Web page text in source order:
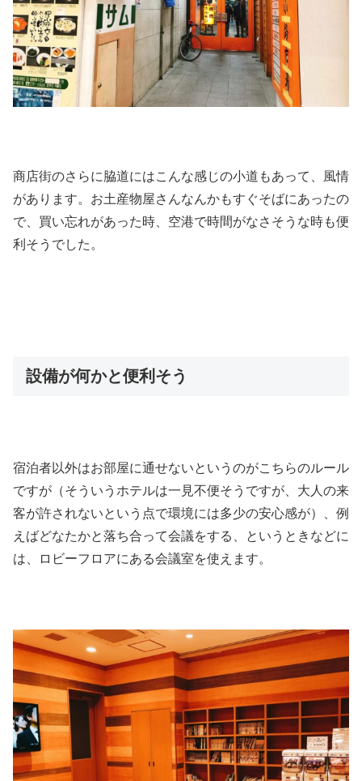
商店街のさらに脇道にはこんな感じの小道もあって、風情
があります。お土産物屋さんなんかもすぐそばにあったの
で、買い忘れがあった時、空港で時間がなさそうな時も便
利そうでした。
設備が何かと便利そう
宿泊者以外はお部屋に通せないというのがこちらのルール
ですが（そういうホテルは一見不便そうですが、大人の来
客が許されないという点で環境には多少の安心感が）、例
えばどなたかと落ち合って会議をする、というときなどに
は、ロビーフロアにある会議室を使えます。